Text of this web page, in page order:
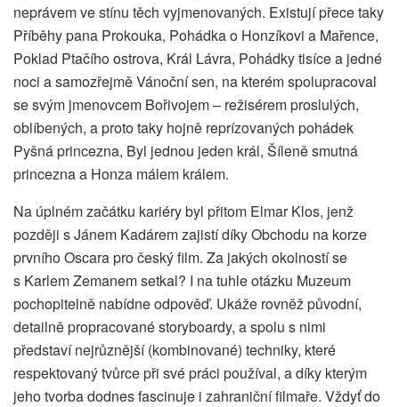
neprávem ve stínu těch vyjmenovaných. Existují přece taky
Příběhy pana Prokouka, Pohádka o Honzíkovi a Mařence,
Poklad Ptačího ostrova, Král Lávra, Pohádky tisíce a jedné
noci a samozřejmě Vánoční sen, na kterém spolupracoval
se svým jmenovcem Bořivojem – režisérem proslulých,
oblíbených, a proto taky hojně reprízovaných pohádek
Pyšná princezna, Byl jednou jeden král, Šíleně smutná
princezna a Honza málem králem.
Na úplném začátku kariéry byl přitom Elmar Klos, jenž
později s Jánem Kadárem zajistí díky Obchodu na korze
prvního Oscara pro český film. Za jakých okolností se
s Karlem Zemanem setkal? I na tuhle otázku Muzeum
pochopitelně nabídne odpověď. Ukáže rovněž původní,
detailně propracované storyboardy, a spolu s nimi
představí nejrůznější (kombinované) techniky, které
respektovaný tvůrce při své práci používal, a díky kterým
jeho tvorba dodnes fascinuje i zahraniční filmaře. Vždyť do